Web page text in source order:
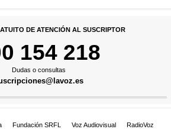
DE ATENCIÓN AL SUSCRIPTOR
154 218
Dudas o consultas
Fundación SRFL Voz Audiovisual RadioVoz